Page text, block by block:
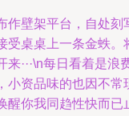
作壁架平台，自处刻
受桌桌上一条金蛈。
···\n每日看着是浪
小资品味的也因不常
醒你我同趋性快而